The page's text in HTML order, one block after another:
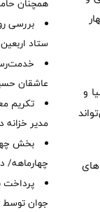
و
همچنان
بررسی
ستاد
عاشقان
تکریم
مدیر خزانه
بخش
چهارماهه/
جوان توسط